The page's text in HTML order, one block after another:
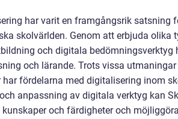
har varit en framgångsrik satsning
skolvärlden. Genom att erbjuda
och digitala
och lärande. Trots vissa
fördelarna med digitalisering inom
anpassning av digitala verktyg kan
och färdigheter och